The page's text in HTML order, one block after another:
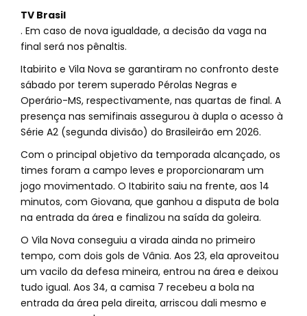
TV Brasil
. Em caso de nova igualdade, a decisão da vaga na
final será nos pênaltis.
Itabirito e Vila Nova se garantiram no confronto deste
sábado por terem superado Pérolas Negras e
Operário-MS, respectivamente, nas quartas de final. A
presença nas semifinais assegurou à dupla o acesso à
Série A2 (segunda divisão) do Brasileirão em 2026.
Com o principal objetivo da temporada alcançado, os
times foram a campo leves e proporcionaram um
jogo movimentado. O Itabirito saiu na frente, aos 14
minutos, com Giovana, que ganhou a disputa de bola
na entrada da área e finalizou na saída da goleira.
O Vila Nova conseguiu a virada ainda no primeiro
tempo, com dois gols de Vânia. Aos 23, ela aproveitou
um vacilo da defesa mineira, entrou na área e deixou
tudo igual. Aos 34, a camisa 7 recebeu a bola na
entrada da área pela direita, arriscou dali mesmo e